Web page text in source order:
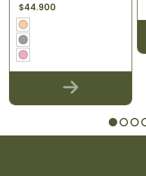
$44.900